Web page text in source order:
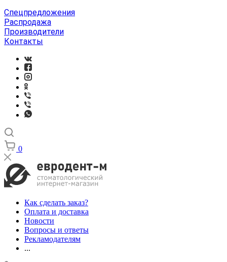
Спецпредложения
Распродажа
Производители
Контакты
0
Как сделать заказ?
Оплата и доставка
Новости
Вопросы и ответы
Рекламодателям
...